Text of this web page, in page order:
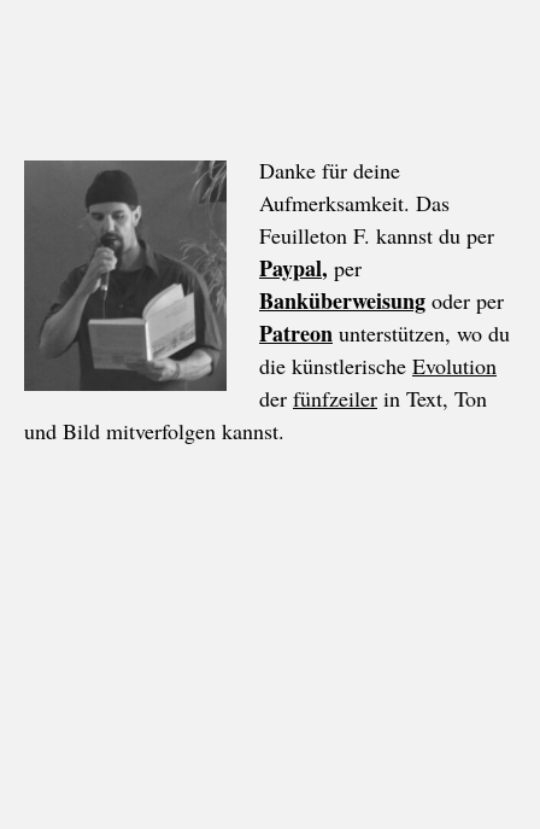
Danke für deine
Aufmerksamkeit. Das
Feuilleton F. kannst du per
Paypal, per
Banküberweisung oder per
Patreon unterstützen, wo du
die künstlerische Evolution
der fünfzeiler in Text, Ton
und Bild mitverfolgen kannst.